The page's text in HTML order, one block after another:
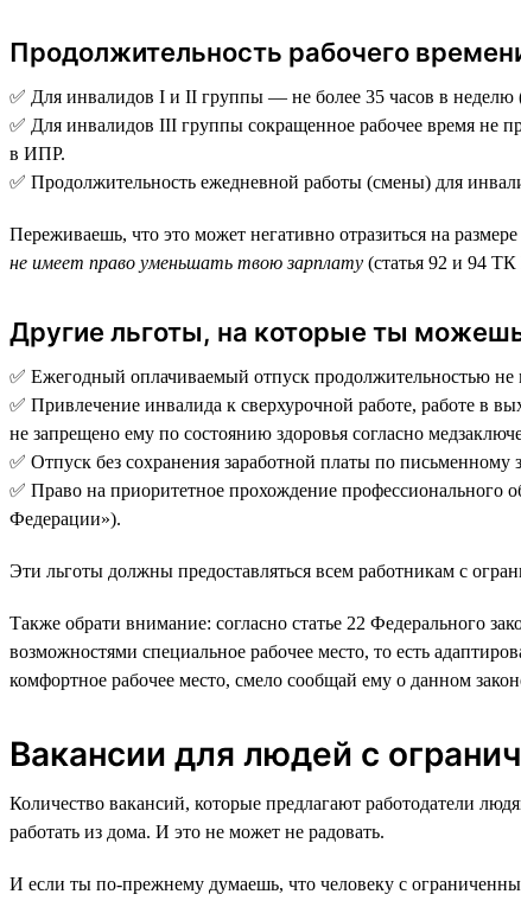
Продолжительность рабочего
✅ Для инвалидов I и II группы — не более 35 часов в неделю
✅ Для инвалидов III группы сокращенное рабочее время не
в ИПР.
✅ Продолжительность ежедневной работы (смены) для
Переживаешь, что это может негативно отразиться на
не имеет право уменьшать твою зарплату (статья 92 и 94
Другие льготы, на которые ты
✅ Ежегодный оплачиваемый отпуск продолжительностью не
✅ Привлечение инвалида к сверхурочной работе, работе в
не запрещено ему по состоянию здоровья согласно
✅ Отпуск без сохранения заработной платы по
✅ Право на приоритетное прохождение профессионального
Федерации»).
Эти льготы должны предоставляться всем работникам с
Также обрати внимание: согласно статье 22 Федерального
возможностями специальное рабочее место, то есть
комфортное рабочее место, смело сообщай ему о данном
Вакансии для людей с
Количество вакансий, которые предлагают работодатели
работать из дома. И это не может не радовать.
И если ты по-прежнему думаешь, что человеку с